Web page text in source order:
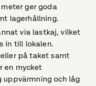
ger goda
lagerhållning.
via lastkaj, vilket
in till lokalen.
på taket samt
en mycket
och låg